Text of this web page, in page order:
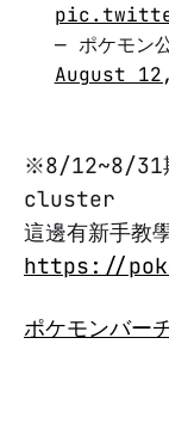
— ポケモン
August
※8/12~8/31
cluster
這邊有新手教
https://
ポケモンバー